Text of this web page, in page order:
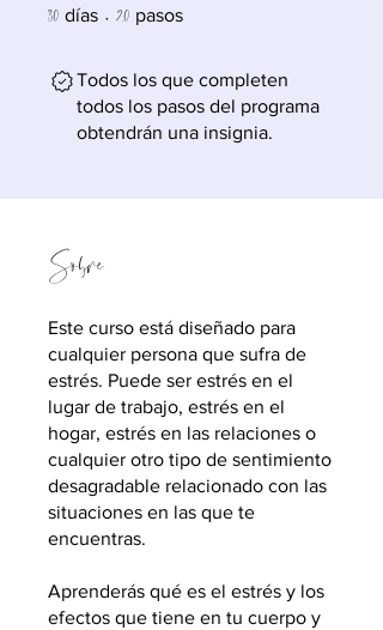
30 días 30 días
20 pasos
Todos los que completen
todos los pasos del programa
obtendrán una insignia.
Sobre
Este curso está diseñado para
cualquier persona que sufra de
estrés. Puede ser estrés en el
lugar de trabajo, estrés en el
hogar, estrés en las relaciones o
cualquier otro tipo de sentimiento
desagradable relacionado con las
situaciones en las que te
encuentras.
Aprenderás qué es el estrés y los
efectos que tiene en tu cuerpo y